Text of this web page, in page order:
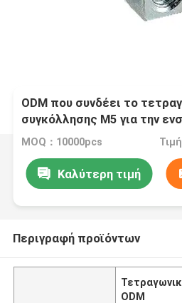
ODM που συνδέει το
συγκόλλησης M5 για την
σύνδεση
MOQ：10000pcs
Καλύτερη τιμή
Περιγραφή προϊόντων
ODM